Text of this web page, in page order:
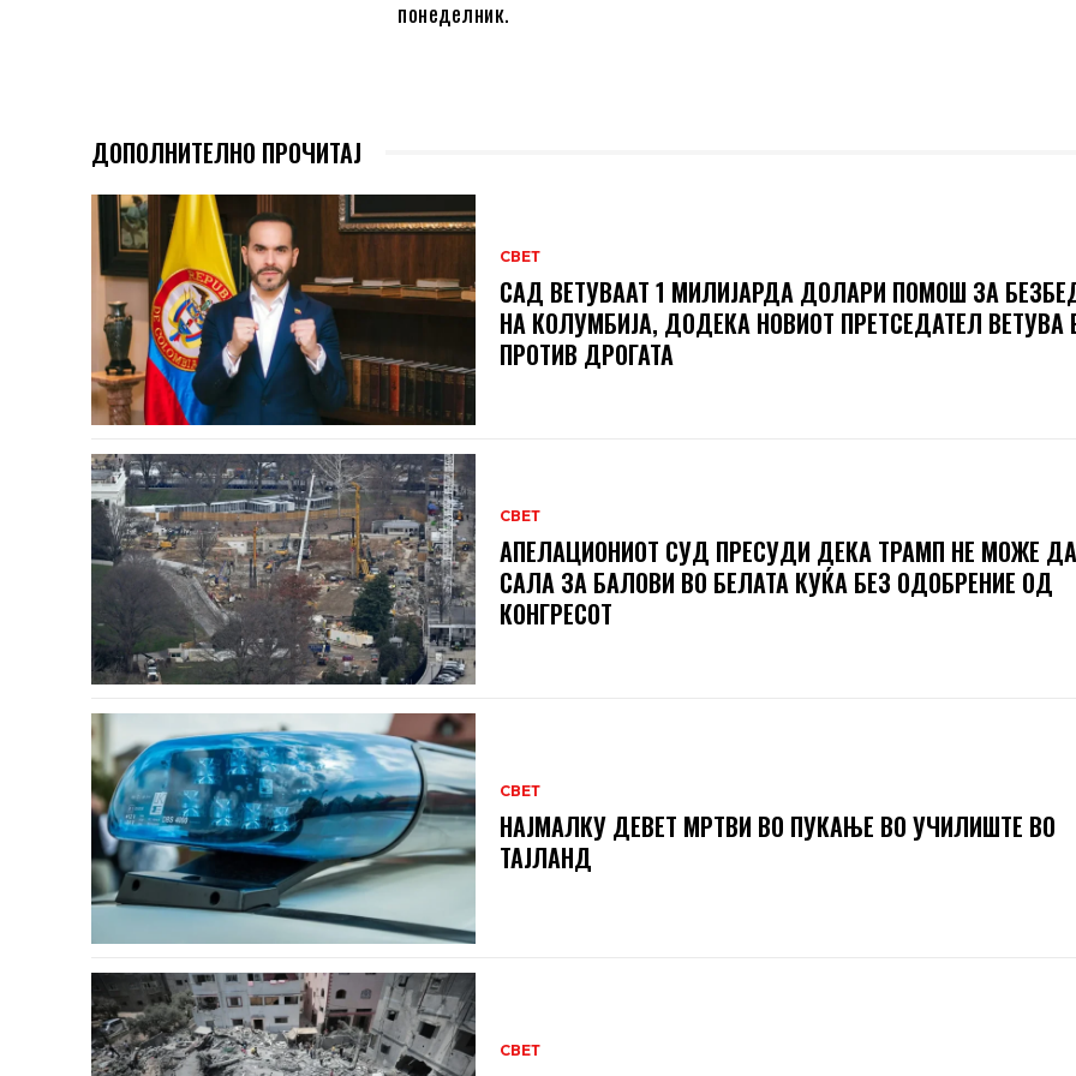
понеделник.
ДОПОЛНИТЕЛНО ПРОЧИТАЈ
СВЕТ
САД ВЕТУВААТ 1 МИЛИЈАРДА ДОЛАРИ ПОМОШ ЗА
НА КОЛУМБИЈА, ДОДЕКА НОВИОТ ПРЕТСЕДАТЕЛ ВЕТУВА
ПРОТИВ ДРОГАТА
СВЕТ
АПЕЛАЦИОНИОТ СУД ПРЕСУДИ ДЕКА ТРАМП НЕ МОЖЕ
САЛА ЗА БАЛОВИ ВО БЕЛАТА КУЌА БЕЗ ОДОБРЕНИЕ ОД
КОНГРЕСОТ
СВЕТ
НАЈМАЛКУ ДЕВЕТ МРТВИ ВО ПУКАЊЕ ВО УЧИЛИШТЕ ВО
ТАЈЛАНД
СВЕТ